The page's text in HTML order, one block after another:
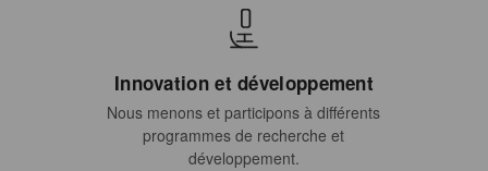
Innovation et développement
Nous menons et participons à différents
programmes de recherche et
développement.